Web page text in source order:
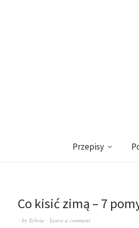
Przepisy
Co kisić zimą – 7
by Sylwia Leave a comment